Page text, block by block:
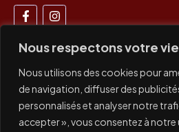
Nous respectons votre
Nous utilisons des cookies pour
de navigation, diffuser des
personnalisés et analyser notre
accepter », vous consentez à
Paiements
CB /CB x3/ Paypal / Virement